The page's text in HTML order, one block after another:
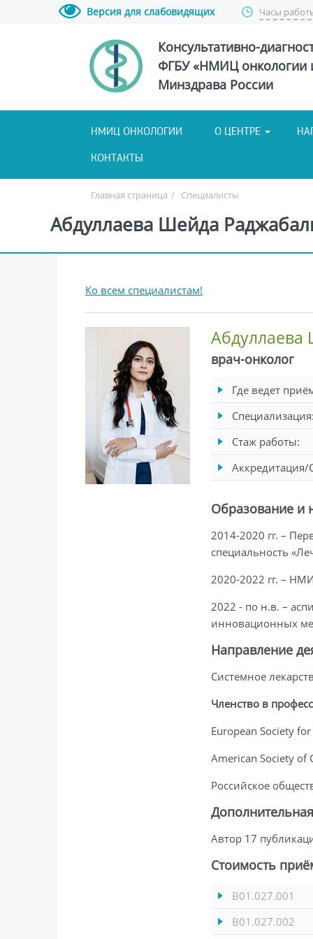
Версия для слабовидящих Часы
Консультативно-
ФГБУ «НМИЦ онкологии
Минздрава России
НМИЦ ОНКОЛОГИИ О ЦЕНТРЕ
КОНТАКТЫ
Главная страница / Специалисты
Абдуллаева Шейда
Ко всем специалистам!
врач-онколог
Где ведет
Стаж работы:
Образование и
2014-2020 гг. –
специальность
2020-2022 гг. –
2022 - по н.в. –
инновационных
Направление
Системное
Членство в
European Society
American Society of
Российское
Автор 17
Стоимость
B01.027.001
B01.027.002